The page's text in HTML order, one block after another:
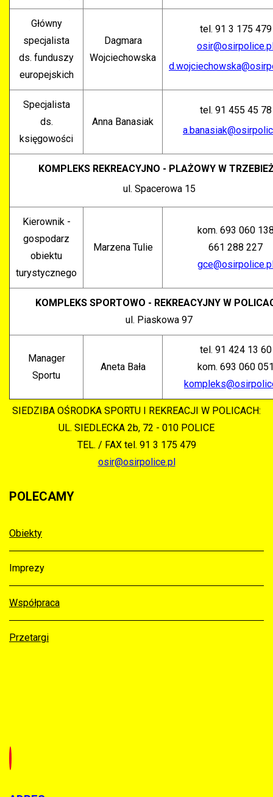
Główny
specjalista
ds. funduszy
europejskich
Dagmara
Wojciechowska
tel. 91 3 175 479
Specjalista
ds.
księgowości
Anna Banasiak
tel. 91 455 45 78
KOMPLEKS REKREACYJNO - PLAŻOWY W
ul. Spacerowa 15
Kierownik -
gospodarz
obiektu
turystycznego
Marzena Tulie
kom. 693 060
661 288 227
KOMPLEKS SPORTOWO - REKREACYJNY W
ul. Piaskowa 97
Manager
Sportu
Aneta Bała
tel. 91 424 13 60
kom. 693 060
SIEDZIBA OŚRODKA SPORTU I REKREACJI W POLICACH:
UL. SIEDLECKA 2b, 72 - 010 POLICE
TEL. / FAX tel. 91 3 175 479
osir@osirpolice.pl
POLECAMY
Obiekty
Imprezy
Współpraca
Przetargi